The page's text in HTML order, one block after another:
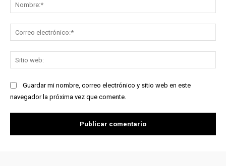
Guardar mi nombre, correo electrónico y sitio web en este
navegador la próxima vez que comente.